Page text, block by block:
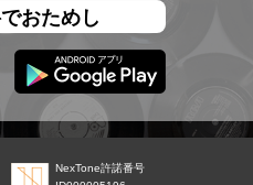
おためし
NexTone許諾番号